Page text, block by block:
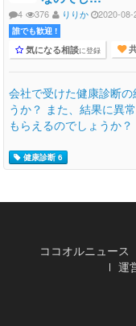
4 376 りりか 2020-08-
誰でも歓迎 !
気になる相談に登録
会社で受けた健康診断
うか？ また、結果に異
もらえるのでしょうか？
健康診断 6
ココオルニュース
運